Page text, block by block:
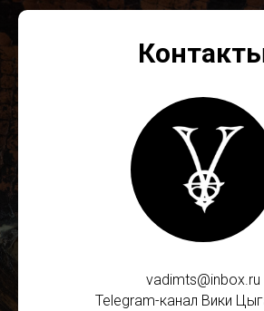
vadimts@inbox.ru
Telegram-канал Вики